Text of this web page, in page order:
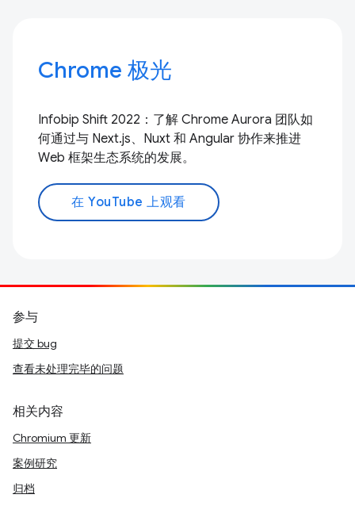
Chrome 极光
Infobip Shift 2022：了解 Chrome Aurora 团队如
何通过与 Next.js、Nuxt 和 Angular 协作来推进
Web 框架生态系统的发展。
在 YouTube 上观看
参与
提交 bug
查看未处理完毕的问题
相关内容
Chromium 更新
案例研究
归档